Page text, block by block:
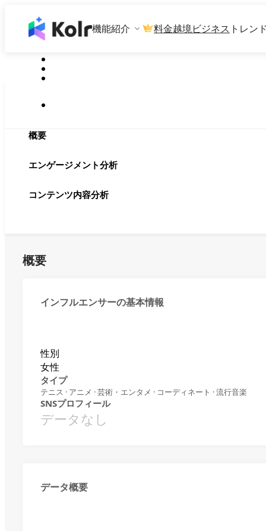
機能紹介 料金越境ビジネス トレン
概要
エンゲージメント分析
コンテンツ内容分析
概要
インフルエンサーの基本情報
性別
女性
タイプ
テニス · アニメ · 芸術・エンタメ · コーディネート · 流行音楽
SNSプロフィール
データなし
データ概要